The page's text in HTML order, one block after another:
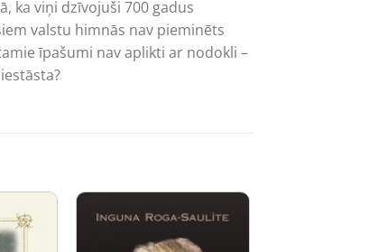
ka viņi dzīvojuši 700 gadus
valstu himnās nav pieminēts
īpašumi nav aplikti ar nodokli –